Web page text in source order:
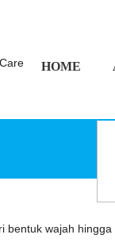
HOME